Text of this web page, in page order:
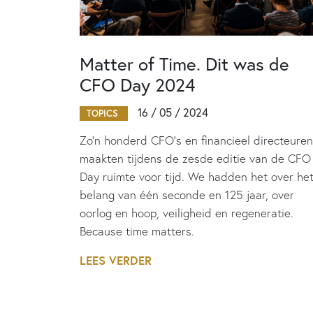
Matter of Time. Dit was de
CFO Day 2024
TOPICS
16 / 05 / 2024
Zo’n honderd CFO’s en financieel directeuren
maakten tijdens de zesde editie van de CFO
Day ruimte voor tijd. We hadden het over het
belang van één seconde en 125 jaar, over
oorlog en hoop, veiligheid en regeneratie.
Because time matters.
LEES VERDER